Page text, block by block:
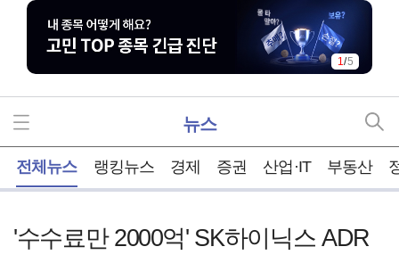
1/5
뉴스
전체뉴스 랭킹뉴스 경제 증권 산업·IT 부동산
'수수료만 2000억' SK하이닉스 ADR